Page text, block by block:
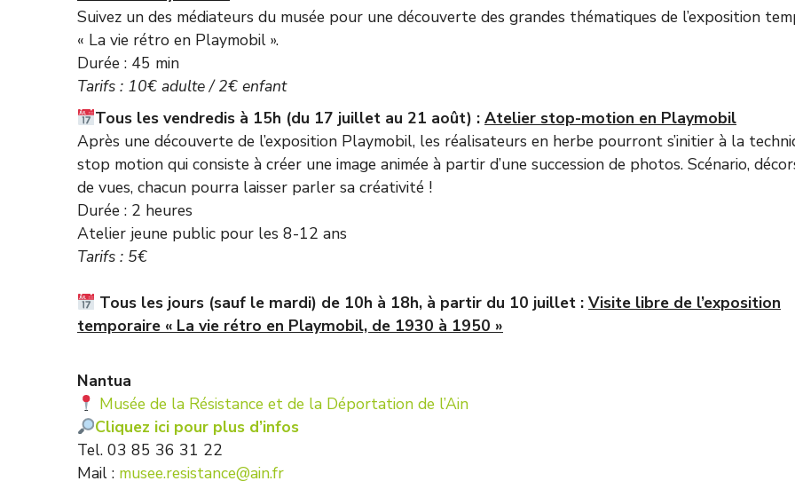
Suivez un des médiateurs du musée pour une découverte des grandes thématiques de l’exposition
« La vie rétro en Playmobil ».
Durée : 45 min
Tarifs : 10€ adulte / 2€ enfant
Tous les vendredis à 15h (du 17 juillet au 21 août) :Atelier stop-motion en Playmobil
Après une découverte de l’exposition Playmobil, les réalisateurs en herbe pourront s’initier à la
stop motion qui consiste à créer une image animée à partir d’une succession de photos. Scénario,
de vues, chacun pourra laisser parler sa créativité !
Durée : 2 heures
Atelier jeune public pour les 8-12 ans
Tarifs : 5€
Tous les jours (sauf le mardi) de 10h à 18h, à partir du 10 juillet :Visite libre de l’exposition
temporaire « La vie rétro en Playmobil, de 1930 à 1950 »
Nantua
Musée de la Résistance et de la Déportation de l’Ain
Cliquez ici pour plus d’infos
Tel. 03 85 36 31 22
Mail : musee.resistance@ain.fr